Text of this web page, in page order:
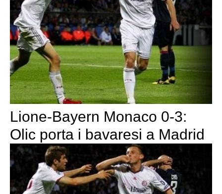
Lione-Bayern Monaco 0-3:
Olic porta i bavaresi a Madrid